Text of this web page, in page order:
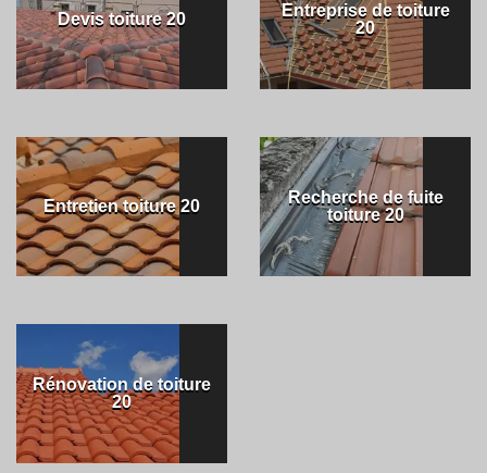
Devis toiture 20
Entreprise de toiture
20
Entretien toiture 20
Recherche de fuite
toiture 20
Rénovation de toiture
20